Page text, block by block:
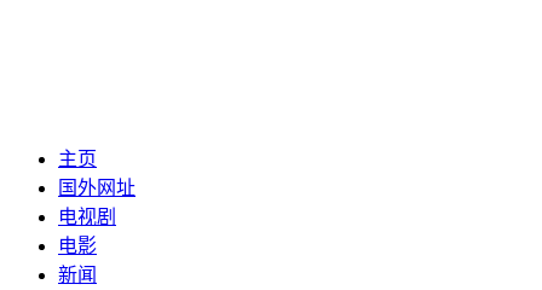
主页
国外网址
电视剧
电影
新闻